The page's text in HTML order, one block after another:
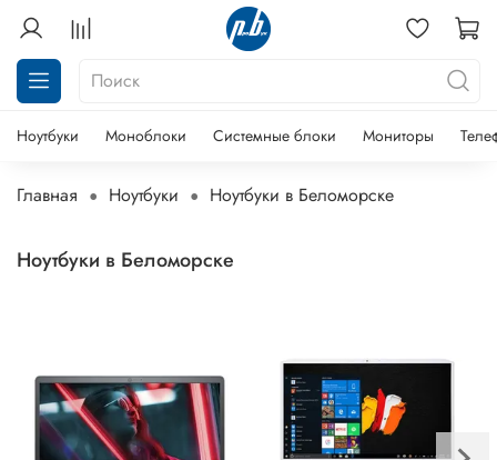
Ноутбуки Моноблоки Системные блоки Мониторы
Главная Ноутбуки Ноутбуки в Беломорске
Ноутбуки в Беломорске